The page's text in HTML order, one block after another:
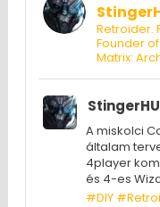
Retroider.
Founder
Matrix:
StingerHU
A miskolci
általam
4player
és 4-es
#DIY